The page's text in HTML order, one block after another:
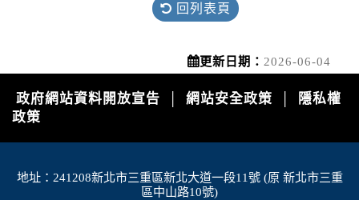
回列表頁
更新日期： 2026-06-04
政府網站資料開放宣告 網站安全政策
隱私權
政策
地址：241208新北市三重區新北大道一段11號 (原 新北市三重
區中山路10號)